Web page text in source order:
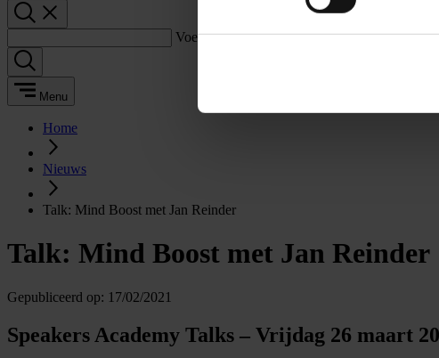
Voer een zoekterm in:
Menu
Home
Nieuws
Talk: Mind Boost met Jan Reinder
Talk: Mind Boost met Jan Reinder
Gepubliceerd op: 17/02/2021
Speakers Academy Talks – Vrijdag 26 maart